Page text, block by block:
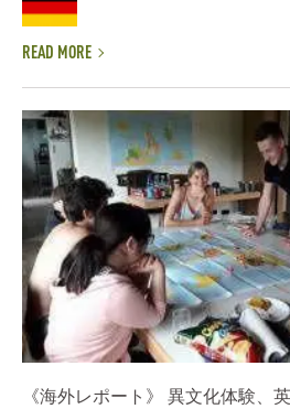
READ MORE
《海外レポート》 異文化体験、